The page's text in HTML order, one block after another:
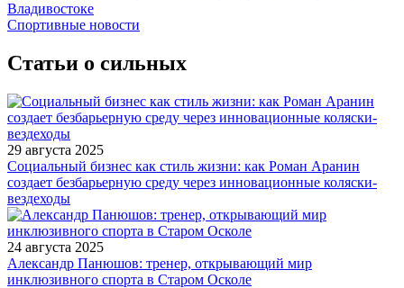
Владивостоке
Спортивные новости
Статьи о сильных
29 августа 2025
Социальный бизнес как стиль жизни: как Роман Аранин
создает безбарьерную среду через инновационные коляски-
вездеходы
24 августа 2025
Александр Панюшов: тренер, открывающий мир
инклюзивного спорта в Старом Осколе